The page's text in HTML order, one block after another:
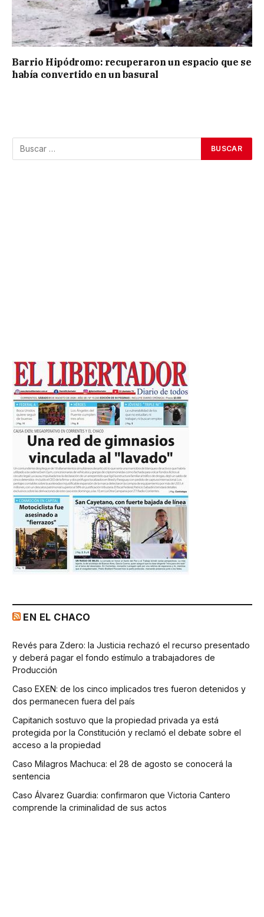
Barrio Hipódromo: recuperaron un espacio que se
había convertido en un basural
EN EL CHACO
Revés para Zdero: la Justicia rechazó el recurso presentado
y deberá pagar el fondo estímulo a trabajadores de
Producción
Caso EXEN: de los cinco implicados tres fueron detenidos y
dos permanecen fuera del país
Capitanich sostuvo que la propiedad privada ya está
protegida por la Constitución y reclamó el debate sobre el
acceso a la propiedad
Caso Milagros Machuca: el 28 de agosto se conocerá la
sentencia
Caso Álvarez Guardia: confirmaron que Victoria Cantero
comprende la criminalidad de sus actos